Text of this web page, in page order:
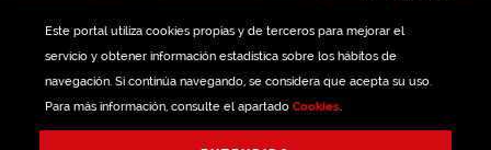
Este portal utiliza cookiespropias y de terceros para mejorar el
servicio y obtener información estadística sobre los hábitos de
navegación. Si continúa navegando, se considera que acepta su uso.
Para más información, consulte el apartado Cookies.